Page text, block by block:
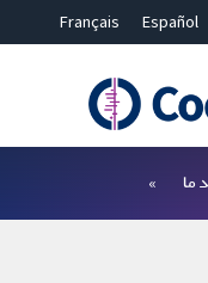
Español
Français
ไทย
繁體中文
ما